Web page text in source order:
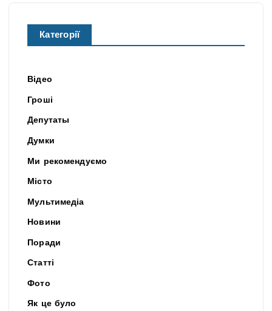
Категорії
Відео
Гроші
Депутаты
Думки
Ми рекомендуємо
Місто
Мультимедіа
Новини
Поради
Статті
Фото
Як це було